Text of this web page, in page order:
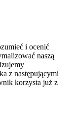
i ocenić
naszą
z następującymi
korzysta już z